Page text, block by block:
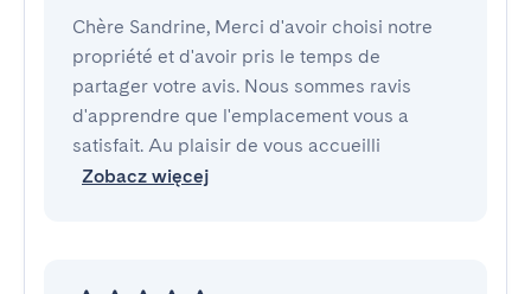
Chère Sandrine, Merci d'avoir choisi notre
propriété et d'avoir pris le temps de
partager votre avis. Nous sommes ravis
d'apprendre que l'emplacement vous a
satisfait. Au plaisir de vous accueilli
Zobacz więcej